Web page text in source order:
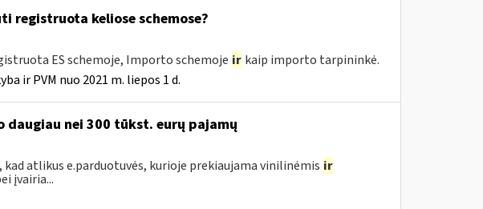
registruota keliose schemose?
ES schemoje, Importo schemoje ir kaip importo tarpininkė.
ir PVM nuo 2021 m. liepos 1 d.
daugiau nei 300 tūkst. eurų pajamų
atlikus e.parduotuvės, kurioje prekiaujama vinilinėmis ir
įvairia...